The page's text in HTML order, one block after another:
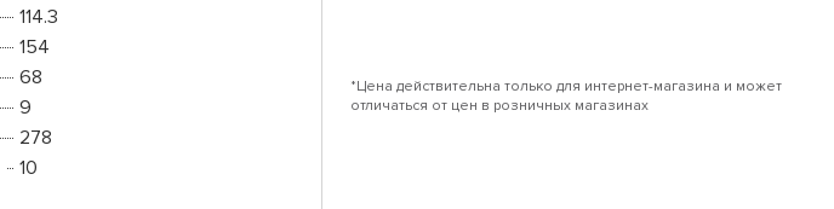
114.3
154
68
9
278
10
*Цена действительна только для интернет-магазина и может
отличаться от цен в розничных магазинах